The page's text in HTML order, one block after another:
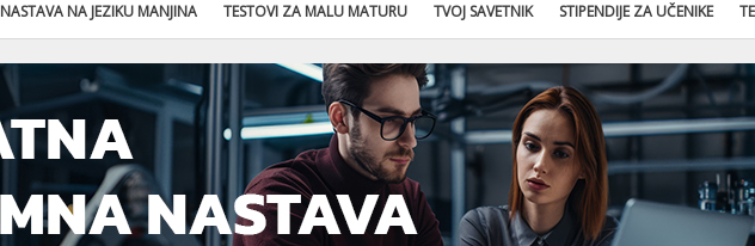
NASTAVA NA JEZIKU MANJINA TESTOVI ZA MALU MATURU TVOJ SAVETNIK STIPENDIJE ZA UČENIKE